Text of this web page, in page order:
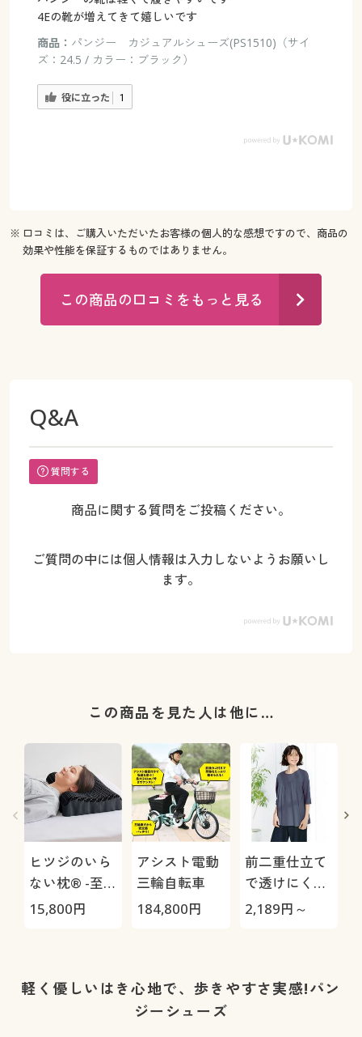
4Eの靴が増えてきて嬉しいです
商品： パンジー カジュアルシューズ(PS1510)（サイ
ズ：24.5 / カラー：ブラック）
役に立った 1
※ 口コミは、ご購入いただいたお客様の個人的な感想ですので、商品の
効果や性能を保証するものではありません。
この商品の口コミをもっと見る
Q&A
質問する
商品に関する質問をご投稿ください。
ご質問の中には個人情報は入力しないようお願いし
ます。
この商品を見た人は他に…
ヒツジのいら
ない枕® -至
極-
15,800円
アシスト電動
三輪自転車
184,800円
前二重仕立て
で透けにくい
Tシャツ
2,189円～
軽く優しいはき心地で、歩きやすさ実感!パン
ジーシューズ